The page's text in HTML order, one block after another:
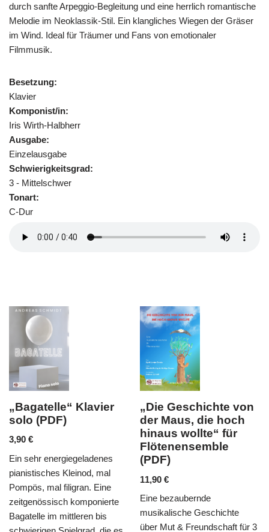
durch sanfte Arpeggio-Begleitung und eine herrlich romantische
Melodie im Neoklassik-Stil. Ein klangliches Wiegen der Gräser
im Wind. Ideal für Träumer und Fans von emotionaler
Filmmusik.
Besetzung:
Klavier
Komponist/in:
Iris Wirth-Halbherr
Ausgabe:
Einzelausgabe
Schwierigkeitsgrad:
3 - Mittelschwer
Tonart:
C-Dur
„Die Geschichte von
der Maus, die hoch
(PDF)
11,90€
Eine bezaubernde
musikalische Geschichte
über Mut & Freundschaft für 3
„Abschied vom
Walde“ für 2
und Klavier (PDF)
6,90€
komponiert, findet sich
stimmungsvolles als Trio
Flöten & Klavier wieder.